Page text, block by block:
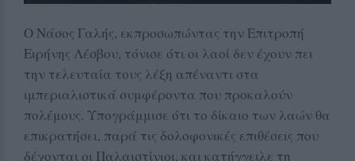
Ο Νάσος Γαλής, εκπροσωπώντας την Επιτροπή
Ειρήνης Λέσβου, τόνισε ότι οι λαοί δεν έχουν πει
την τελευταία τους λέξη απέναντι στα
ιμπεριαλιστικά συμφέροντα που προκαλούν
πολέμους. Υπογράμμισε ότι το δίκαιο των λαών θα
επικρατήσει, παρά τις δολοφονικές επιθέσεις που
δέχονται οι Παλαιστίνιοι, και κατήγγειλε τη